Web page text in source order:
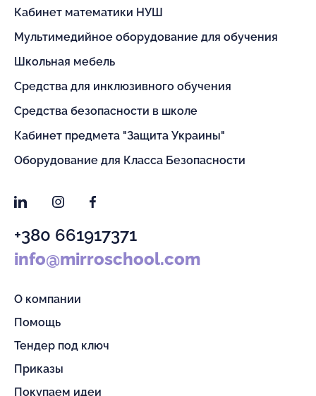
Кабинет математики НУШ
Мультимедийное оборудование для обучения
Школьная мебель
Средства для инклюзивного обучения
Средства безопасности в школе
Кабинет предмета "Защита Украины"
Оборудование для Класса Безопасности
LinkedInInstagramFacebook
+380 661917371
info@mirroschool.com
О компании
Помощь
Тендер под ключ
Приказы
Покупаем идеи